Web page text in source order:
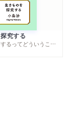
究する
─自然を観察するってどういうこと？